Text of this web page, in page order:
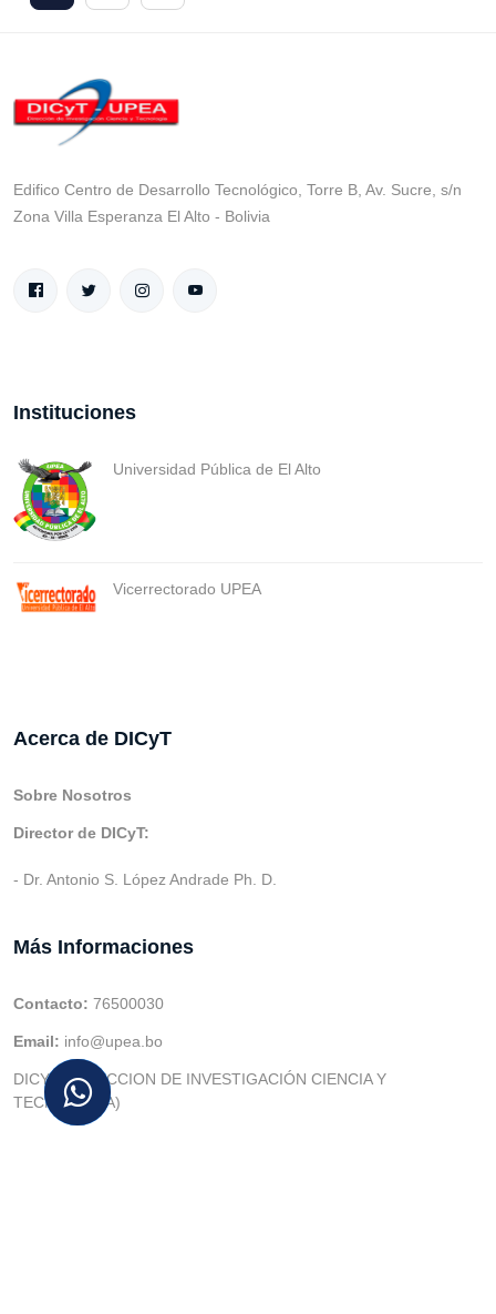
Edifico Centro de Desarrollo Tecnológico, Torre B, Av. Sucre, s/n
Zona Villa Esperanza El Alto - Bolivia
Instituciones
Universidad Pública de El Alto
Vicerrectorado UPEA
Acerca de DICyT
Sobre Nosotros
Director de DICyT:
- Dr. Antonio S. López Andrade Ph. D.
Más Informaciones
Contacto: 76500030
Email: info@upea.bo
DICYT (DIRECCION DE INVESTIGACIÓN CIENCIA Y
TECNOLOGIA)